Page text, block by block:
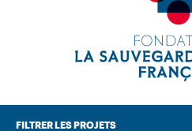
FILTRER LES PROJETS